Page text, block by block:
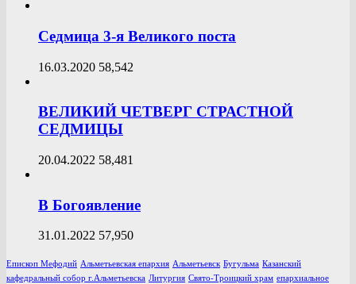
Седмица 3-я Великого поста
16.03.2020 58,542
ВЕЛИКИЙ ЧЕТВЕРГ СТРАСТНОЙ
СЕДМИЦЫ
20.04.2022 58,481
В Богоявление
31.01.2022 57,950
Епископ Мефодий Альметьевская епархия Альметьевск Бугульма Казанский
кафедральный собор г.Альметьевска Литургия Свято-Троицкий храм епархиальное